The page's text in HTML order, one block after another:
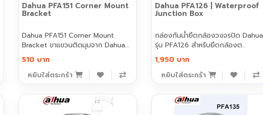
Dahua PFA151 Corner Mount
Bracket
Dahua PFA151 Corner Mount
Bracket ขาแขวนติดมุมจาก Dahua
ร..
510 บาท
หยิบใส่ตระกร้า
Dahua PFA126 | Waterproof
Junction Box
กล่องกันน้ำยึดกล้องวงจรปิด Dahua
รุ่น PFA126 สำหรับยึดกล้องต..
1,950 บาท
หยิบใส่ตระกร้า